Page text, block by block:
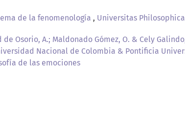
de la fenomenología , Universitas
de Osorio, A.; Maldonado Gómez, O. & Cely
Nacional de Colombia & Pontificia
de las emociones